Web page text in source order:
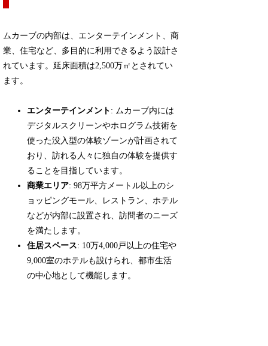
ムカーブの内部は、エンターテインメント、商
業、住宅など、多目的に利用できるよう設計さ
れています。延床面積は2,500万㎡とされてい
ます。
エンターテインメント : ムカーブ内には
デジタルスクリーンやホログラム技術を
使った没入型の体験ゾーンが計画されて
おり、訪れる人々に独自の体験を提供す
ることを目指しています。
商業エリア: 98万平方メートル以上のシ
ョッピングモール、レストラン、ホテル
などが内部に設置され、訪問者のニーズ
を満たします。
住居スペース: 10万4,000戸以上の住宅や
9,000室のホテルも設けられ、都市生活
の中心地として機能します。